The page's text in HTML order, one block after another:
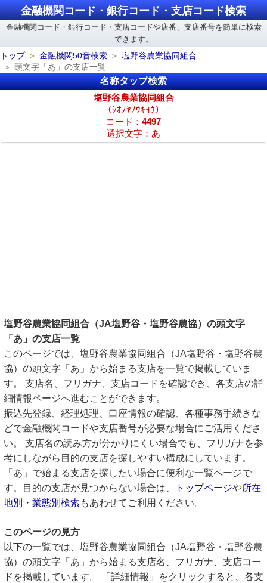
金融機関コード・銀行コード・支店コード検索
金融機関コード・銀行コード・支店コードや店番、支店番号を簡単に検索
できます。
トップ
金融機関50音検索
塩野谷農業協同組合
頭文字「あ」の支店一覧
名称タップ検索
塩野谷農業協同組合
（ｼｵﾉﾔﾉｳｷﾖｳ）
コード： 4497
選択文字：あ
塩野谷農業協同組合（JA塩野谷・塩野谷農協）の頭文字
「あ」の支店一覧
このページでは、塩野谷農業協同組合（JA塩野谷・塩野谷農
協）の頭文字「あ」から始まる支店を一覧で掲載していま
す。 支店名、フリガナ、支店コードを確認でき、各支店の詳
細情報ページへ進むことができます。
振込先登録、経理処理、口座情報の確認、各種事務手続きな
どで金融機関コードや支店番号が必要な場合にご活用くださ
い。 支店名の読み方が分かりにくい場合でも、フリガナを参
考にしながら目的の支店を探しやすい構成にしています。
「あ」で始まる支店を探したい場合に便利な一覧ページで
す。目的の支店が見つからない場合は、
トップページや所在
地別・業態別検索 もあわせてご利用ください。
このページの見方
以下の一覧では、塩野谷農業協同組合（JA塩野谷・塩野谷農
協）の頭文字「あ」から始まる支店名、フリガナ、支店コー
ドを掲載しています。 「詳細情報」をクリックすると、各支